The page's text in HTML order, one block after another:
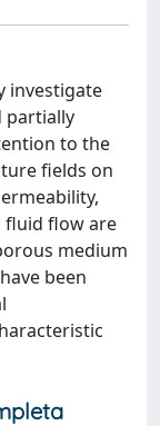
investigate
partially
to the
fields on
fluid flow are
medium
been